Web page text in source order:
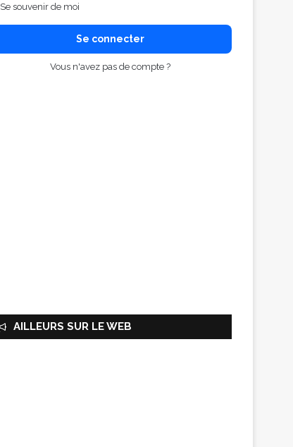
Se souvenir de moi
Se connecter
Vous n'avez pas de compte ?
AILLEURS SUR LE WEB